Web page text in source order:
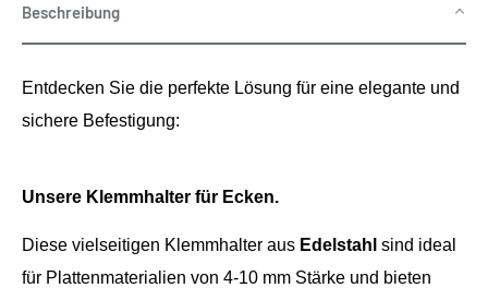
Beschreibung
Entdecken Sie die perfekte Lösung für eine elegante und
sichere Befestigung:
Unsere Klemmhalter für Ecken.
Diese vielseitigen Klemmhalter aus Edelstahl sind ideal
für Plattenmaterialien von 4-10 mm Stärke und bieten